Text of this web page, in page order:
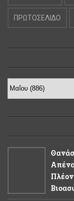
ΠΡΩΤΟΣΕΛΙΔΟ
Πλέον